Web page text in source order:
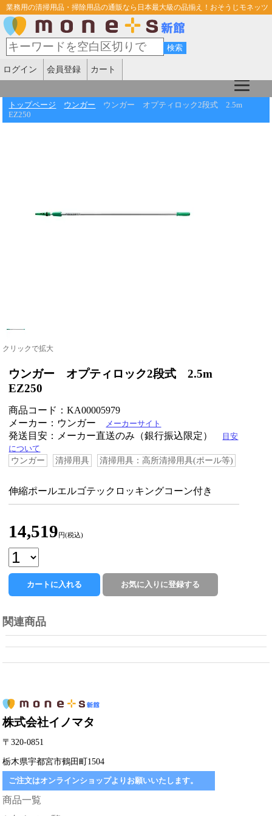
業務用の清掃用品・掃除用品の通販なら日本最大級の品揃え！おそうじモネッツ
ログイン 会員登録 カート
トップページ ウンガー
ウンガー オプティロック2段式 2.5m
EZ250
クリックで拡大
ウンガー オプティロック2段式 2.5m
EZ250
商品コード：KA00005979
メーカー：ウンガー
メーカーサイト
発送目安：メーカー直送のみ（銀行振込限定）
目安
について
ウンガー 清掃用具 清掃用具：高所清掃用具(ポール等)
伸縮ポールエルゴテックロッキングコーン付き
14,519 円(税込)
関連商品
株式会社イノマタ
〒320-0851
栃木県宇都宮市鶴田町1504
ご注文はオンラインショップよりお願いいたします。
商品一覧